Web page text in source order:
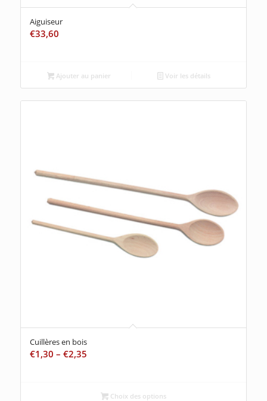
Aiguiseur
€33,60
Ajouter au panier Voir les détails
Cuillères en bois
€1,30 – €2,35
Choix des options